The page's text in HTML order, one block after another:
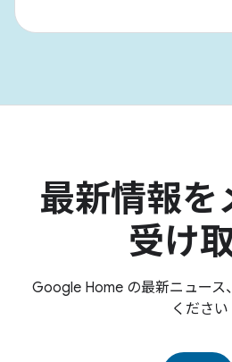
最新情報を
受け
Google Home の最新ニュース
ください